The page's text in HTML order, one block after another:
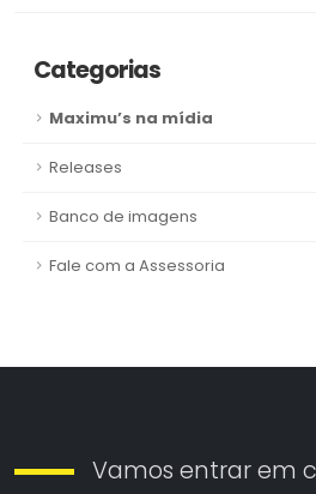
Categorias
Maximu’s na mídia
Releases
Banco de imagens
Fale com a Assessoria
Vamos entrar em